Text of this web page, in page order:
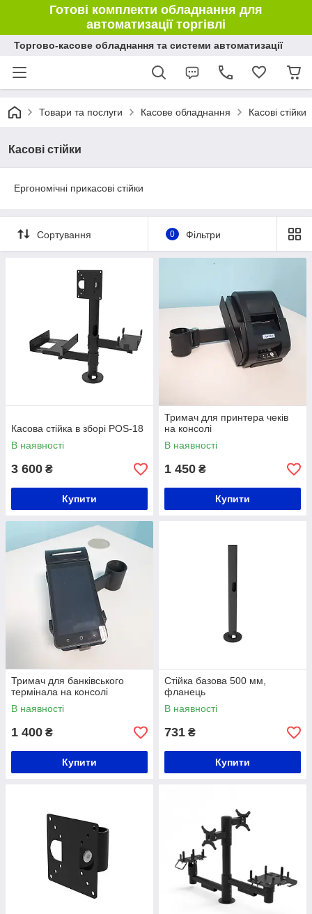
Готові комплекти обладнання для
автоматизації торгівлі
Торгово-касове обладнання та системи автоматизації
Товари та послуги Касове обладнання Касові стійки
Касові стійки
Ергономічні прикасові стійки
Сортування 0 Фільтри
Касова стійка в зборі POS-18
В наявності
3 600 ₴
Купити
Тримач для принтера чеків
на консолі
В наявності
1 450 ₴
Купити
Тримач для банківського
термінала на консолі
В наявності
1 400 ₴
Купити
Стійка базова 500 мм,
фланець
В наявності
731 ₴
Купити